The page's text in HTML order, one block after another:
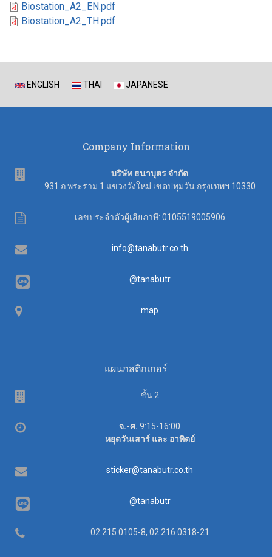
Biostation_A2_EN.pdf
Biostation_A2_TH.pdf
ENGLISH THAI JAPANESE
Company Information
บริษัท ธนาบุตร จำกัด
931 ถ.พระราม 1 แขวงวังใหม่ เขตปทุมวัน กรุงเทพฯ 10330
Tax
เลขประจำตัวผู้เสียภาษี: 0105519005906
Email info@tanabutr.co.th
@tanabutr
Map map
แผนกสติกเกอร์
ชั้น 2
Office
จ.-ศ. 9:15-16:00
หยุดวันเสาร์ และ อาทิตย์
Email sticker@tanabutr.co.th
@tanabutr
Telephone 02 215 0105-8, 02 216 0318-21